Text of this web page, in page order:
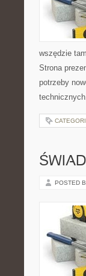
wszędzie
Strona
potrzeby
POSTED